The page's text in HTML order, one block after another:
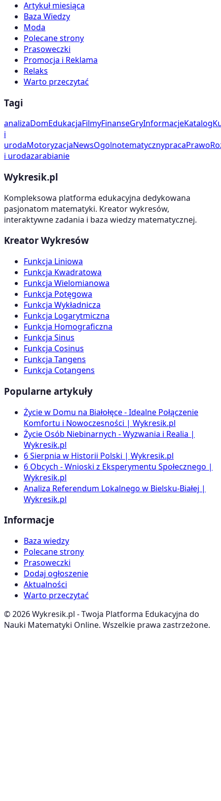
Artykuł miesiąca
Baza Wiedzy
Moda
Polecane strony
Prasoweczki
Promocja i Reklama
Relaks
Warto przeczytać
Tagi
analizaDomEdukacjaFilmyFinanseGryInformacjeKatalog
i
urodaMotoryzacjaNewsOgolnotematycznypracaPrawo
i urodazarabianie
Wykresik.pl
Kompleksowa platforma edukacyjna dedykowana
pasjonatom matematyki. Kreator wykresów,
interaktywne zadania i baza wiedzy matematycznej.
Kreator Wykresów
Funkcja Liniowa
Funkcja Kwadratowa
Funkcja Wielomianowa
Funkcja Potęgowa
Funkcja Wykładnicza
Funkcja Logarytmiczna
Funkcja Homograficzna
Funkcja Sinus
Funkcja Cosinus
Funkcja Tangens
Funkcja Cotangens
Popularne artykuły
Życie w Domu na Białołęce - Idealne Połączenie
Komfortu i Nowoczesności | Wykresik.pl
Życie Osób Niebinarnych - Wyzwania i Realia |
Wykresik.pl
6 Sierpnia w Historii Polski | Wykresik.pl
6 Obcych - Wnioski z Eksperymentu Społecznego |
Wykresik.pl
Analiza Referendum Lokalnego w Bielsku-Białej |
Wykresik.pl
Informacje
Baza wiedzy
Polecane strony
Prasoweczki
Dodaj ogłoszenie
Aktualności
Warto przeczytać
©2026Wykresik.pl - Twoja Platforma Edukacyjna do
Nauki Matematyki Online. Wszelkie prawa zastrzeżone.